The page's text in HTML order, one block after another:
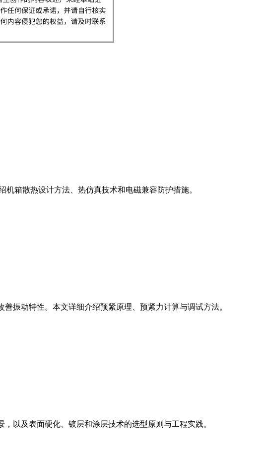
箱散热设计方法、热仿真技术和电磁兼容防护措施。
振动特性。本文详细介绍预紧原理、预紧力计算与调试方法。
以及表面硬化、镀层和涂层技术的选型原则与工程实践。